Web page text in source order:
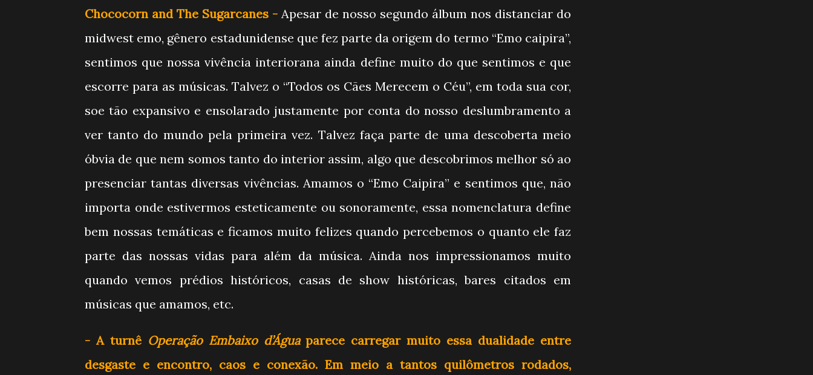
Chococorn and The Sugarcanes - Apesar de nosso segundo álbum nos distanciar do
midwest emo, gênero estadunidense que fez parte da origem do termo “Emo caipira”,
sentimos que nossa vivência interiorana ainda define muito do que sentimos e que
escorre para as músicas. Talvez o “Todos os Cães Merecem o Céu”, em toda sua cor,
soe tão expansivo e ensolarado justamente por conta do nosso deslumbramento a
ver tanto do mundo pela primeira vez. Talvez faça parte de uma descoberta meio
óbvia de que nem somos tanto do interior assim, algo que descobrimos melhor só ao
presenciar tantas diversas vivências. Amamos o “Emo Caipira” e sentimos que, não
importa onde estivermos esteticamente ou sonoramente, essa nomenclatura define
bem nossas temáticas e ficamos muito felizes quando percebemos o quanto ele faz
parte das nossas vidas para além da música. Ainda nos impressionamos muito
quando vemos prédios históricos, casas de show históricas, bares citados em
músicas que amamos, etc.
- A turnê Operação Embaixo d’Águaparece carregar muito essa dualidade entre
desgaste e encontro, caos e conexão. Em meio a tantos quilômetros rodados,